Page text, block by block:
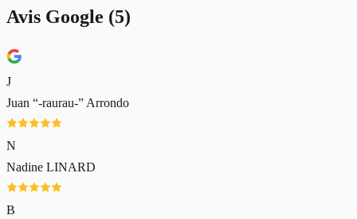
Avis Google (5)
J
Juan “-raurau-” Arrondo
N
Nadine LINARD
B